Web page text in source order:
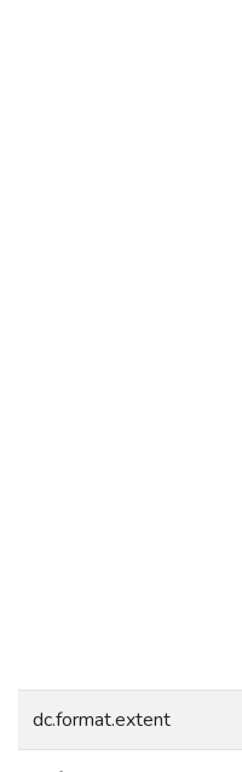
dc.format.extent